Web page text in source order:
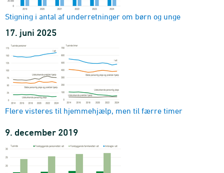
Stigning i antal af underretninger om børn og unge
17. juni 2025
Flere visteres til hjemmehjælp, men til færre timer
9. december 2019